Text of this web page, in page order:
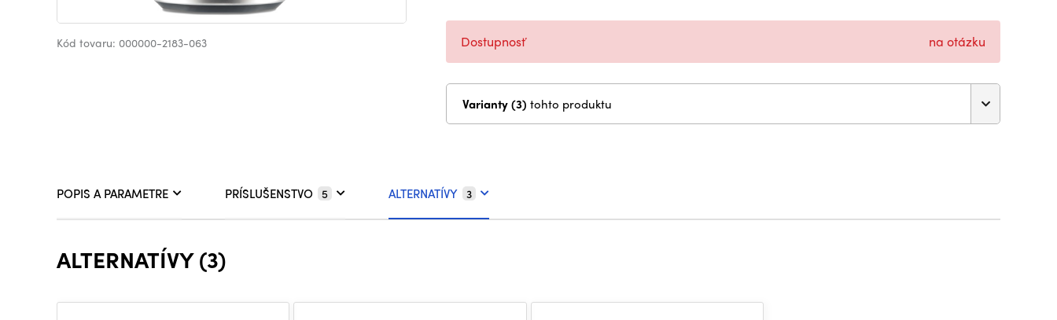
Kód tovaru: 000000-2183-063 Dostupnosť na otázku
Varianty (3) tohto produktu
POPIS A PARAMETRE PRÍSLUŠENSTVO 5 ALTERNATÍVY 3
ALTERNATÍVY (3)